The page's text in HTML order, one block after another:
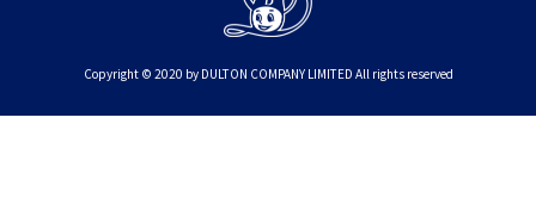
Copyright © 2020 by DULTON COMPANY LIMITED All rights reserved